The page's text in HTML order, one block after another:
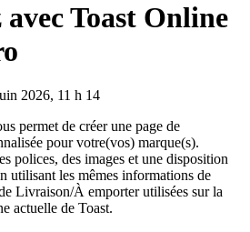
avec Toast Online
2026, 11 h 14
permet de créer une page de
pour votre(vos) marque(s).
polices, des images et une disposition
utilisant les mêmes informations de
Livraison/À emporter utilisées sur la
actuelle de Toast.